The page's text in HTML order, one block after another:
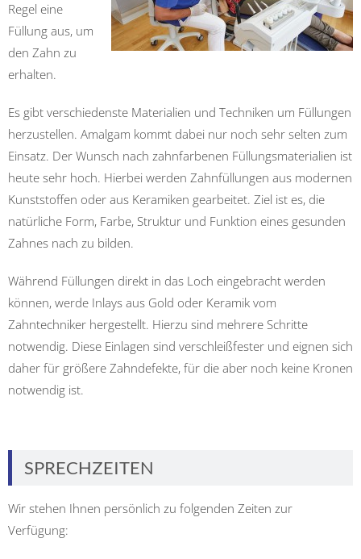
Regel eine
Füllung aus, um
den Zahn zu
erhalten.
Es gibt verschiedenste Materialien und Techniken um Füllungen
herzustellen. Amalgam kommt dabei nur noch sehr selten zum
Einsatz. Der Wunsch nach zahnfarbenen Füllungsmaterialien ist
heute sehr hoch. Hierbei werden Zahnfüllungen aus modernen
Kunststoffen oder aus Keramiken gearbeitet. Ziel ist es, die
natürliche Form, Farbe, Struktur und Funktion eines gesunden
Zahnes nach zu bilden.
Während Füllungen direkt in das Loch eingebracht werden
können, werde Inlays aus Gold oder Keramik vom
Zahntechniker hergestellt. Hierzu sind mehrere Schritte
notwendig. Diese Einlagen sind verschleißfester und eignen sich
daher für größere Zahndefekte, für die aber noch keine Kronen
notwendig ist.
SPRECHZEITEN
Wir stehen Ihnen persönlich zu folgenden Zeiten zur
Verfügung: